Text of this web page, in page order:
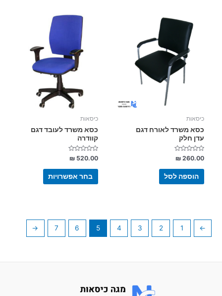
כיסאות
כסא משרד לאורח דגם
עדן חלק
דורג
0
מתוך
₪260.00
הוספה לסל
כיסאות
כסא משרד לעובד דגם
קוודרה
דורג
0
מתוך
₪520.00
בחר אפשרויות
מספר
סוגים.
ניתן
את
האפשרויות
המוצר
→
1
2
3
4
5
6
7
←